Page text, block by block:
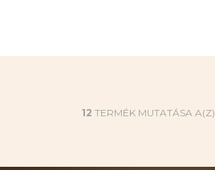
12 TERMÉK MUTATÁSA A(Z)